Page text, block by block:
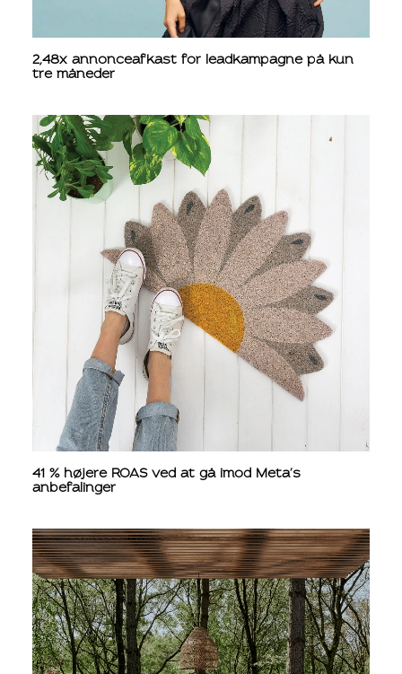
2,48x annonceafkast for leadkampagne på kun
tre måneder
41 % højere ROAS ved at gå imod Meta’s
anbefalinger